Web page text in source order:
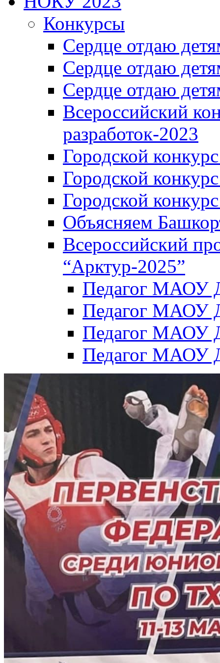
Конкурсы
Сердце отдаю
Сердце отдаю
Сердце отдаю
Всероссийский
разработок-2023
Городской
Городской
Городской
Объясняем
Всероссийский
“Арктур-2025”
Педагог МАОУ
Педагог МАОУ
Педагог МАОУ
Педагог МАОУ